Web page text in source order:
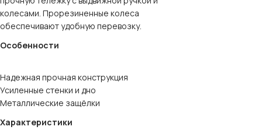
колесами. Прорезиненные колеса
обеспечивают удобную перевозку.
Особенности
Надежная прочная конструкция
Усиленные стенки и дно
Металлические защёлки
Характеристики